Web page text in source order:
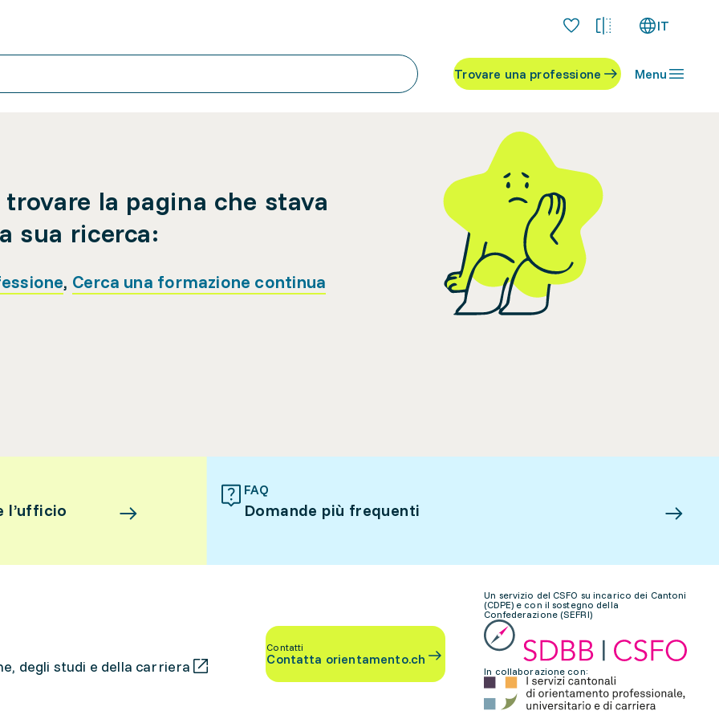
IT
Trovare una professione Menu
la pagina che stava
sua ricerca:
, Cerca una formazione continua
l’ufficio
FAQ
Domande più frequenti
degli studi e della carriera
Contatti
Contatta orientamento.ch
Un servizio del CSFO su incarico dei Cantoni
(CDPE) e con il sostegno della
Confederazione (SEFRI)
In collaborazione con: